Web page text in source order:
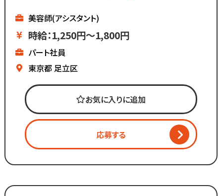
マーケティング会社出身の
2代目社長により
新しい集客方法や
時代に合わせた働き方へ
「いいものは残し、
時代に合わないものは変えていく」
スタッフが長く勤められることを
何よりも大切に考えているからこそ
今後もより働きやすい環境へ
美容師(アシスタント)
時給：1,250円～1,800円
パート社員
東京都 足立区
お気に入りに追加
応募する